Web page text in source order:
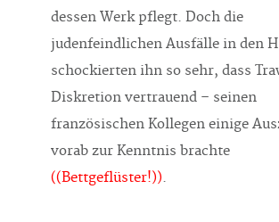
dessen Werk pflegt. Doch die
judenfeindlichen Ausfälle in den
schockierten ihn so sehr, dass
Diskretion vertrauend – seinen
französischen Kollegen einige
vorab zur Kenntnis brachte
((Bettgeflüster!)).